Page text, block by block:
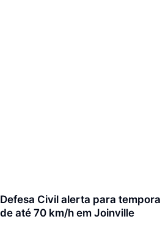
Defesa Civil alerta para
de até 70 km/h em Joinville